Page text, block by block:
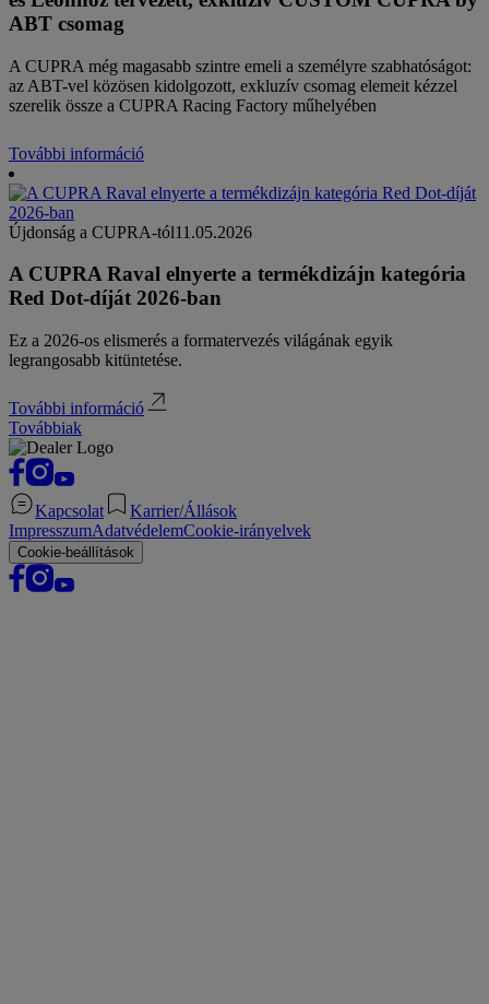
ABT csomag
A CUPRA még magasabb szintre emeli a személyre szabhatóságot:
az ABT-vel közösen kidolgozott, exkluzív csomag elemeit kézzel
szerelik össze a CUPRA Racing Factory műhelyében
További információ
Újdonság a CUPRA-tól11.05.2026
A CUPRA Raval elnyerte a termékdizájn kategória
Red Dot-díját 2026-ban
Ez a 2026-os elismerés a formatervezés világának egyik
legrangosabb kitüntetése.
További információ
Továbbiak
Kapcsolat
Karrier/Állások
ImpresszumAdatvédelemCookie-irányelvek
Cookie-beállítások